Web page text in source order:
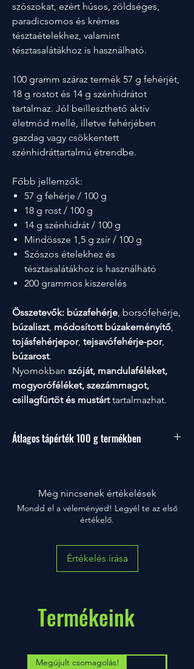
szószokat, ezért húsos, zöldséges,
paradicsomos és krémes
tésztaételekhez, valamint
tésztasalátákhoz is használható.
100 gramm száraz termék 57 g fehérjét,
18 g rostot és 14 g szénhidrátot
tartalmaz. Jól beilleszthető aktív
életmód mellé, illetve fehérjében
gazdag vagy csökkentett
szénhidráttartalmú étrendbe.
Főbb jellemzők:
57 g fehérje / 100 g
18 g rost / 100 g
14 g szénhidrát / 100 g
Mindössze 1,5 g zsír / 100 g
Szószos ételekhez és
tésztasalátákhoz is használható
200 grammos kiszerelés
Összetevők: búzafehérje, borsófehérje,
búzaliszt, módosított búzakeményítő,
tojásfehérjepor, tejsavófehérje-por,
búzarost.
Nyomokban szóját, mandulaféléket,
mogyoróféléket, szezámmagot,
csillagfürtöt és mustárttartalmazhat.
Átlagos tápérték 100 g termékben
Zsír 1,5 g
Szénhidrát 14 g
18 g
Még nincsenek értékelések
Mondd el a véleményed! Legyél te az első
értékelő.
Értékelés írása
Termékeink
Megújult csomagolás!